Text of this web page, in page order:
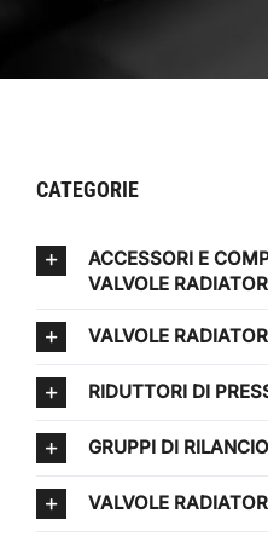
CATEGORIE
ACCESSORI E
VALVOLE
VALVOLE
RIDUTTORI DI
GRUPPI DI RILANCIO
VALVOLE